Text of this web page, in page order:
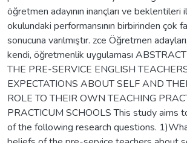
öğretmen adayının inançları ve beklentileri
okulundaki performansının birbirinden çok
sonucuna varılmıştır. zce Öğretmen
kendi, öğretmenlik uygulaması
THE PRE-SERVICE ENGLISH
EXPECTATIONS ABOUT SELF AND
ROLE TO THEIR OWN TEACHING
PRACTICUM SCHOOLS This study aims
of the following research questions.